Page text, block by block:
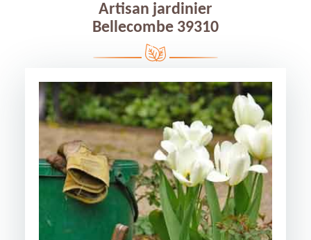
Artisan jardinier
Bellecombe 39310